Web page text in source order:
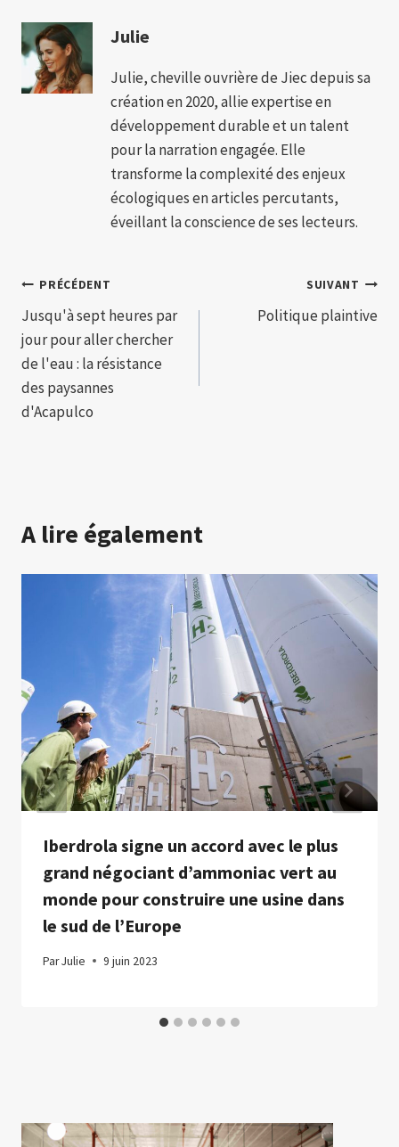
Julie
Julie, cheville ouvrière de Jiec depuis sa
création en 2020, allie expertise en
développement durable et un talent
pour la narration engagée. Elle
transforme la complexité des enjeux
écologiques en articles percutants,
éveillant la conscience de ses lecteurs.
Navigation
de
l’article
PRÉCÉDENT
Jusqu'à sept heures par
jour pour aller chercher
de l'eau : la résistance
des paysannes
d'Acapulco
SUIVANT
Politique plaintive
A lire également
Iberdrola signe un accord avec le plus
grand négociant d’ammoniac vert au
monde pour construire une usine dans
le sud de l’Europe
ParJulie 9 juin 2023